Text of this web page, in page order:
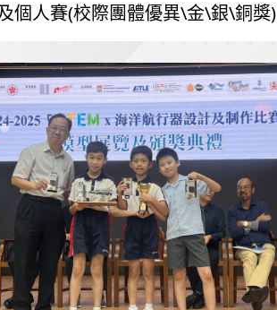
個人賽(校際團體優異\金\銀\銅獎)